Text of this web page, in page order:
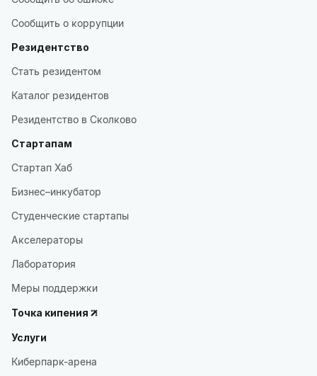
Сообщить о коррупции
Резидентство
Стать резидентом
Каталог резидентов
Резидентство в Сколково
Стартапам
Стартап Хаб
Бизнес–инкубатор
Студенческие стартапы
Акселераторы
Лаборатория
Меры поддержки
Точка кипения
Услуги
Киберпарк-арена